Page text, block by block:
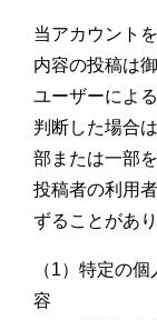
当アカウント
内容の投稿は
ユーザーによ
判断した場合
部または一部
投稿者の利用
ずることがあり
（1）特定の
容